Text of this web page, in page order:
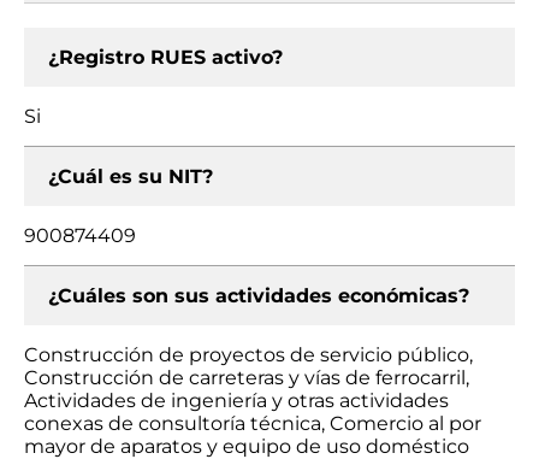
¿Registro RUES activo?
Si
¿Cuál es su NIT?
900874409
¿Cuáles son sus actividades económicas?
Construcción de proyectos de servicio público,
Construcción de carreteras y vías de ferrocarril,
Actividades de ingeniería y otras actividades
conexas de consultoría técnica, Comercio al por
mayor de aparatos y equipo de uso doméstico